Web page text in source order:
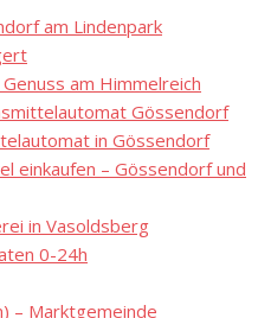
am Lindenpark
am Himmelreich
Gössendorf
in Gössendorf
einkaufen – Gössendorf und
in Vasoldsberg
0-24h
– Marktgemeinde